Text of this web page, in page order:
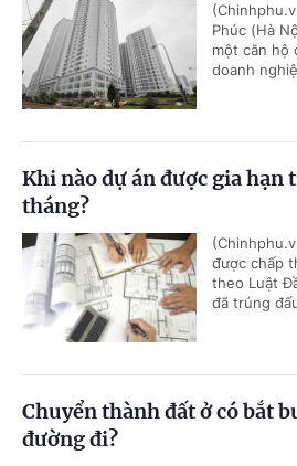
Phúc (Hà
một căn hộ
doanh
Khi nào dự án được gia hạn
tháng?
được chấp
theo Luật
đã trúng
Chuyển thành đất ở có bắt
đường đi?